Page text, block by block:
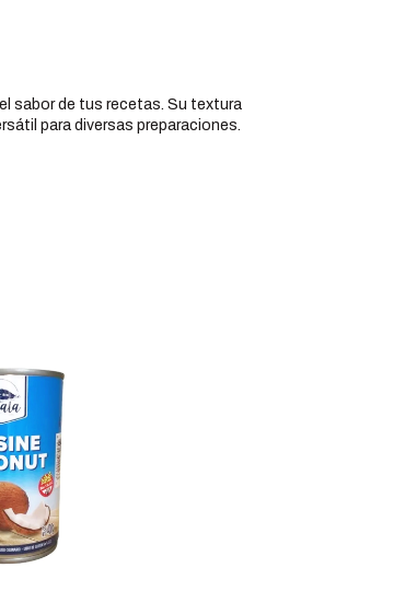
sabor de tus recetas. Su textura
para diversas preparaciones.